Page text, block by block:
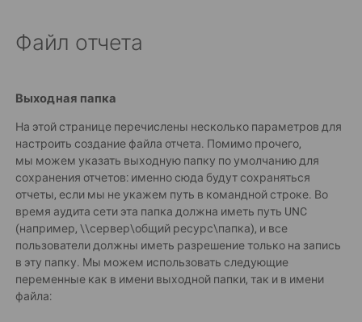
Файл отчета
Выходная папка
На этой странице перечислены несколько параметров для
настроить создание файла отчета. Помимо прочего,
мы можем указать выходную папку по умолчанию для
сохранения отчетов: именно сюда будут сохраняться
отчеты, если мы не укажем путь в командной строке. Во
время аудита сети эта папка должна иметь путь UNC
(например, \\сервер\общий ресурс\папка), и все
пользователи должны иметь разрешение только на запись
в эту папку. Мы можем использовать следующие
переменные как в имени выходной папки, так и в имени
файла: